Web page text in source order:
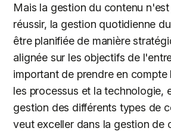
Mais la gestion du contenu
réussir, la gestion quotidienne
être planifiée de manière
alignée sur les objectifs de
important de prendre en compte
les processus et la technologie,
gestion des différents types de
veut exceller dans la gestion de